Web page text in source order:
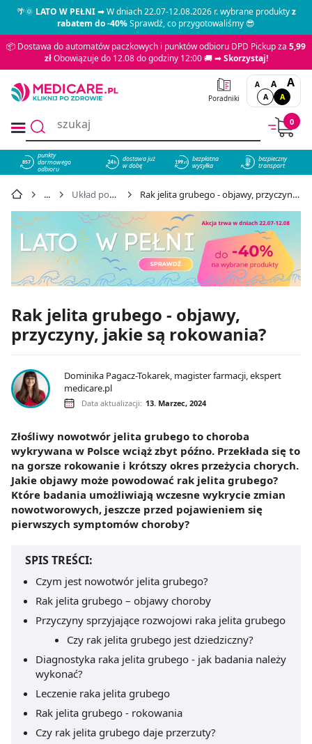
🌴🌞LATO W PEŁNI➡ W dniach 22.07-12.08.2026 r. wybrane produktyz
rabatem do -40%Sprawdź, co przygotowaliśmy 😎
📦 Dostawa do automatów paczkowych i punktów odbioru DPD Pickup za 5,99
złObowiązuje do 12.08 do godziny 12:00 🚚 ➡Skorzystaj!
Poradniki
A A A
A A
0
857
punkty
darmowego
odbioru
dostawa już
w dobę
bezpłatna
wysyłka
bezpieczny
transport
Układ pokarmowy Rak jelita grubego - objawy, przyczyny, jakie są rokowania?
Rak jelita grubego - objawy,
przyczyny, jakie są rokowania?
Dominika Pagacz-Tokarek, magister farmacji, ekspert
medicare.pl
Data aktualizacji: 13. Marzec, 2024
Złośliwy nowotwór jelita grubego to choroba
wykrywana w Polsce wciąż zbyt późno. Przekłada się to
na gorsze rokowanie i krótszy okres przeżycia chorych.
Jakie objawy może powodować rak jelita grubego?
Które badania umożliwiają wczesne wykrycie zmian
nowotworowych, jeszcze przed pojawieniem się
pierwszych symptomów choroby?
SPIS TREŚCI:
Czym jest nowotwór jelita grubego?
Rak jelita grubego – objawy choroby
Przyczyny sprzyjające rozwojowi raka jelita grubego
Czy rak jelita grubego jest dziedziczny?
Diagnostyka raka jelita grubego - jak badania należy
wykonać?
Leczenie raka jelita grubego
Rak jelita grubego - rokowania
Czy rak jelita grubego daje przerzuty?